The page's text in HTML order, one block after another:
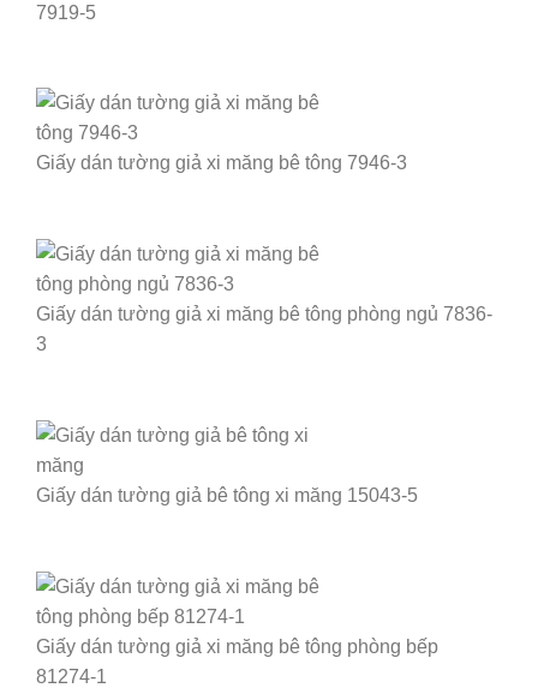
7919-5
Giấy dán tường giả xi măng bê tông 7946-3
Giấy dán tường giả xi măng bê tông phòng ngủ 7836-
3
Giấy dán tường giả bê tông xi măng 15043-5
Giấy dán tường giả xi măng bê tông phòng bếp
81274-1